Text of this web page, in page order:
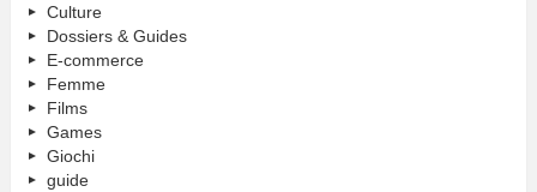
Culture
Dossiers & Guides
E-commerce
Femme
Films
Games
Giochi
guide